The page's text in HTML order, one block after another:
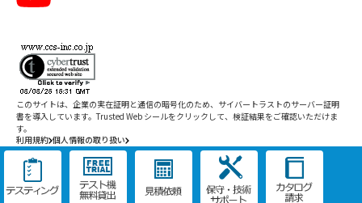
/件 すべて削除
利用規約 個人情報の取り扱い
Copyright ©
2026CCS Inc. All Rights Reserved.
このサイトは、企業の実在証明と通信の暗号化のため、サイバートラストのサーバー証明
書を導入しています。Trusted Web シールをクリックして、検証結果をご確認いただけま
す。